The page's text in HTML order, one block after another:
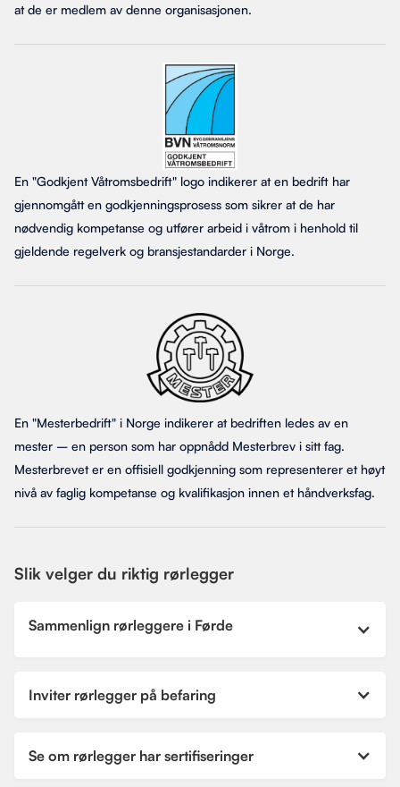
at de er medlem av denne organisasjonen.
En "Godkjent Våtromsbedrift" logo indikerer at en bedrift har
gjennomgått en godkjenningsprosess som sikrer at de har
nødvendig kompetanse og utfører arbeid i våtrom i henhold til
gjeldende regelverk og bransjestandarder i Norge.
En "Mesterbedrift" i Norge indikerer at bedriften ledes av en
mester – en person som har oppnådd Mesterbrev i sitt fag.
Mesterbrevet er en offisiell godkjenning som representerer et høyt
nivå av faglig kompetanse og kvalifikasjon innen et håndverksfag.
Slik velger du riktig rørlegger
Sammenlign rørleggere i Førde
Inviter rørlegger på befaring
Se om rørlegger har sertifiseringer